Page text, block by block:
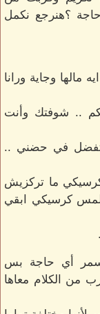
؟هنرجع نكمل
مالها وجاية ورانا
.. شوفتك وأنت
في حضني ..
ما تركزيش
نلمس كرسيكي ابقي
أي حاجة بس
من الكلام معاها